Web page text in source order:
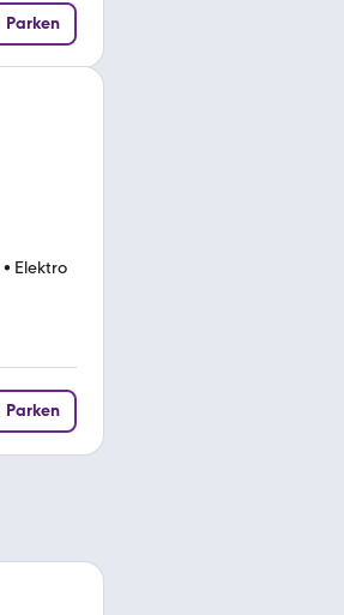
Parken
• Elektro
Parken